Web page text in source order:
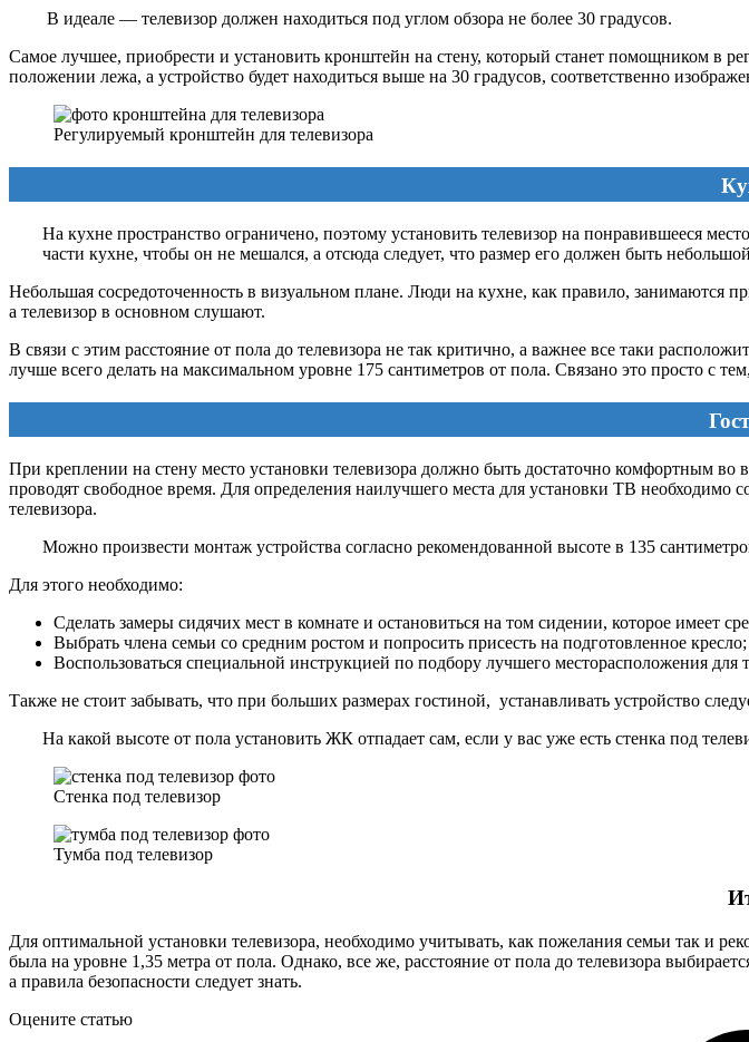
В идеале — телевизор должен находиться под углом обзора не более 30 градусов.
Самое лучшее, приобрести и установить кронштейн на стену, который станет помощником в
положении лежа, а устройство будет находиться выше на 30 градусов, соответственно
Регулируемый кронштейн для телевизора
На кухне пространство ограничено, поэтому установить телевизор на понравившееся
части кухне, чтобы он не мешался, а отсюда следует, что размер его должен быть
Небольшая сосредоточенность в визуальном плане. Люди на кухне, как правило, занимаются
а телевизор в основном слушают.
В связи с этим расстояние от пола до телевизора не так критично, а важнее все таки
лучше всего делать на максимальном уровне 175 сантиметров от пола. Связано это просто с
При креплении на стену место установки телевизора должно быть достаточно комфортным во
проводят свободное время. Для определения наилучшего места для установки ТВ
телевизора.
Можно произвести монтаж устройства согласно рекомендованной высоте в 135
Для этого необходимо:
Сделать замеры сидячих мест в комнате и остановиться на том сидении, которое имеет
Выбрать члена семьи со средним ростом и попросить присесть на подготовленное кресло;
Воспользоваться специальной инструкцией по подбору лучшего месторасположения для
Также не стоит забывать, что при больших размерах гостиной, устанавливать устройство
На какой высоте от пола установить ЖК отпадает сам, если у вас уже есть стенка под
Стенка под телевизор
Тумба под телевизор
Для оптимальной установки телевизора, необходимо учитывать, как пожелания семьи так и
была на уровне 1,35 метра от пола. Однако, все же, расстояние от пола до телевизора
а правила безопасности следует знать.
Оцените статью